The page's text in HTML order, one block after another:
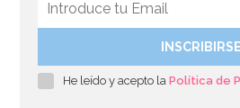
Cortador de Galletas Redondo 6 cm
INSCRIBIRSE
He leído y acepto laPolítica de